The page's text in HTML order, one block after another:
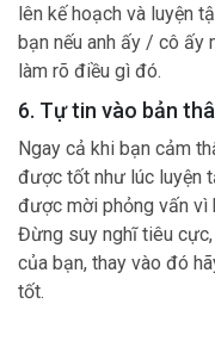
lên kế hoạch và luyện
bạn nếu anh ấy / cô ấy
làm rõ điều gì đó.
6. Tự tin vào bản
Ngay cả khi bạn cảm
được tốt như lúc luyện
được mời phỏng vấn vì
Đừng suy nghĩ tiêu
của bạn, thay vào đó
tốt.